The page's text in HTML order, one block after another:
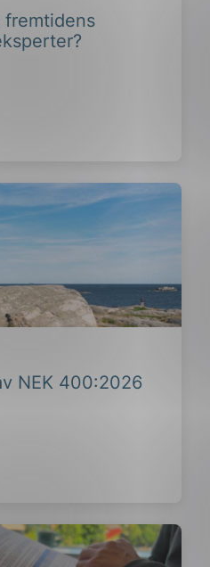
fremtidens
NEK 400:2026